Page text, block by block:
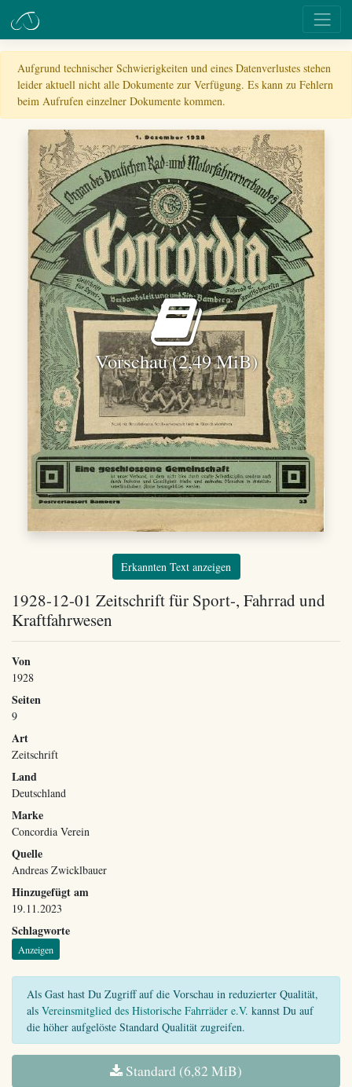
Aufgrund technischer Schwierigkeiten und eines Datenverlustes stehen
leider aktuell nicht alle Dokumente zur Verfügung. Es kann zu Fehlern
beim Aufrufen einzelner Dokumente kommen.
Vorschau (2,49 MiB)
Erkannten Text anzeigen
1928-12-01 Zeitschrift für Sport-, Fahrrad und
Kraftfahrwesen
Von
1928
Seiten
9
Art
Zeitschrift
Land
Deutschland
Marke
Concordia Verein
Quelle
Andreas Zwicklbauer
Hinzugefügt am
19.11.2023
Schlagworte
Anzeigen
Als Gast hast Du Zugriff auf die Vorschau in reduzierter Qualität,
als Vereinsmitglied des Historische Fahrräder e.V. kannst Du auf
die höher aufgelöste Standard Qualität zugreifen.
Standard (6,82 MiB)